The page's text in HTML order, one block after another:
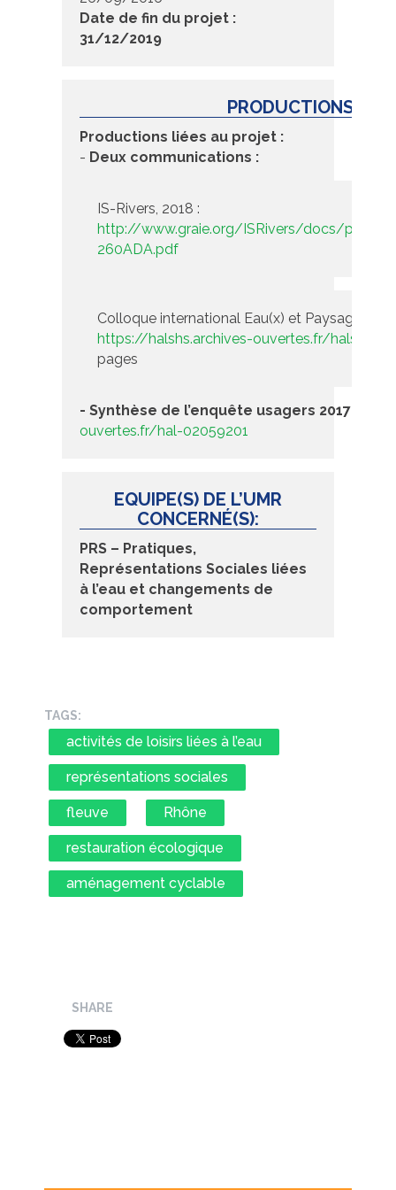
Date de fin du projet :
31/12/2019
PRODUCTIONS:
Productions liées au projet :
- Deux communications :
IS-Rivers, 2018 :
http://www.graie.org/ISRivers/docs/
260ADA.pdf
Colloque international Eau(x) et Paysage(s),
https://halshs.archives-ouvertes.fr/halshs-
pages
- Synthèse de l’enquête usagers 2017 :
ouvertes.fr/hal-02059201
EQUIPE(S) DE L’UMR
CONCERNÉ(S):
PRS – Pratiques,
Représentations Sociales liées
à l’eau et changements de
comportement
TAGS:
activités de loisirs liées à l’eau
représentations sociales
fleuve Rhône
restauration écologique
aménagement cyclable
SHARE